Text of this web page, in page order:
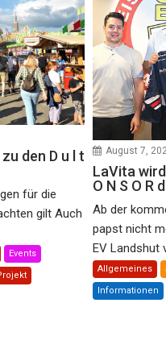
den D u l t
für die
gilt Auch
Events
August 7,
LaVita wird
O N S O R
Ab der
papst nicht
EV Landshut
Allgemeines
Informationen